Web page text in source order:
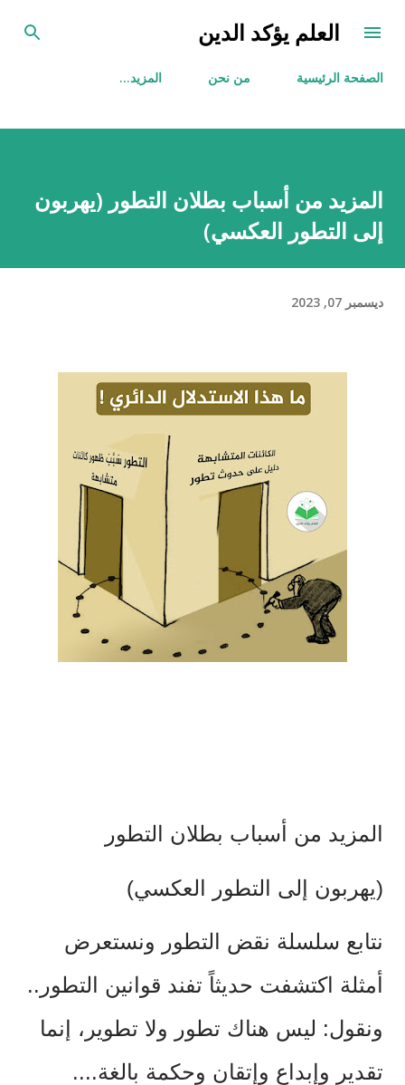
التخطي إلى المحتوى الرئيسي
العلم يؤكد الدين
الصفحة الرئيسية من نحن ‏المزيد…
المزيد من أسباب بطلان التطور (يهربون
إلى التطور العكسي)
ديسمبر 07, 2023
المزيد من أسباب بطلان التطور
(يهربون إلى التطور العكسي)
نتابع سلسلة نقض التطور ونستعرض
أمثلة اكتشفت حديثاً تفند قوانين التطور..
ونقول: ليس هناك تطور ولا تطوير، إنما
تقدير وإبداع وإتقان وحكمة بالغة....